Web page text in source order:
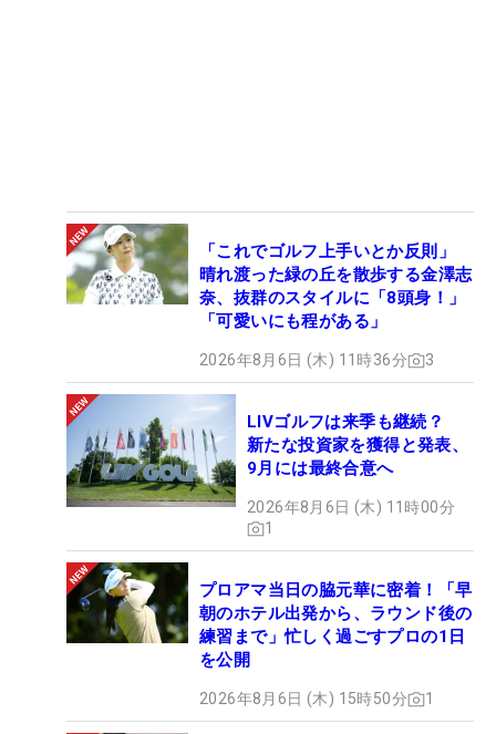
「これでゴルフ上手いとか反則」
晴れ渡った緑の丘を散歩する金澤志
奈、抜群のスタイルに「8頭身！」
「可愛いにも程がある」
2026年8月6日 (木) 11時36分 3
LIVゴルフは来季も継続？
新たな投資家を獲得と発表、
9月には最終合意へ
2026年8月6日 (木) 11時00分
1
プロアマ当日の脇元華に密着！「早
朝のホテル出発から、ラウンド後の
練習まで」忙しく過ごすプロの1日
を公開
2026年8月6日 (木) 15時50分 1